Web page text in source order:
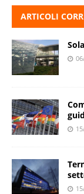
ARTICOLI